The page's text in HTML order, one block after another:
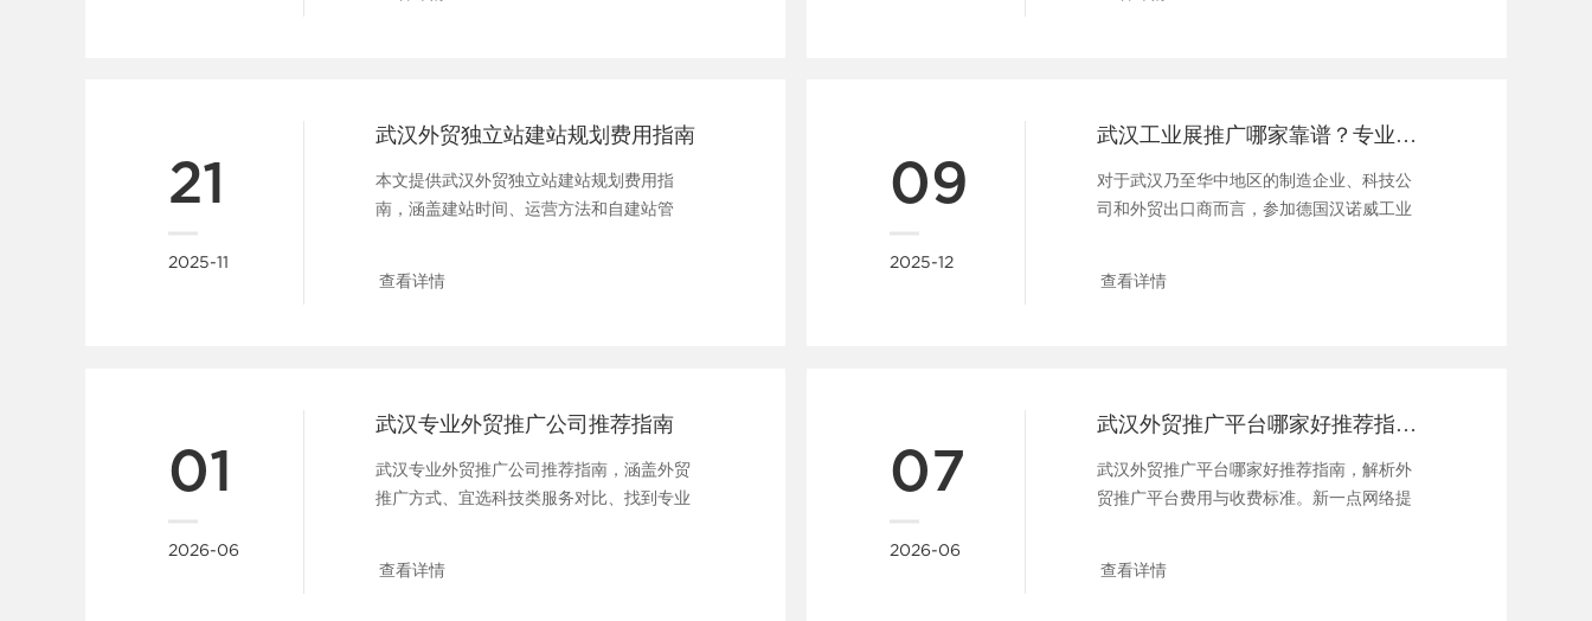
21
2025-11
武汉外贸独立站建站规划费用指南
本文提供武汉外贸独立站建站规划费用指
南，涵盖建站时间、运营方法和自建站管
查看详情
09
2025-12
武汉工业展推广哪家靠谱？专业公司推荐与参展指南
对于武汉乃至华中地区的制造企业、科技公
司和外贸出口商而言，参加德国汉诺威工业
查看详情
01
2026-06
武汉专业外贸推广公司推荐指南
武汉专业外贸推广公司推荐指南，涵盖外贸
推广方式、宜选科技类服务对比、找到专业
查看详情
07
2026-06
武汉外贸推广平台哪家好推荐指南及费用解析
武汉外贸推广平台哪家好推荐指南，解析外
贸推广平台费用与收费标准。新一点网络提
查看详情